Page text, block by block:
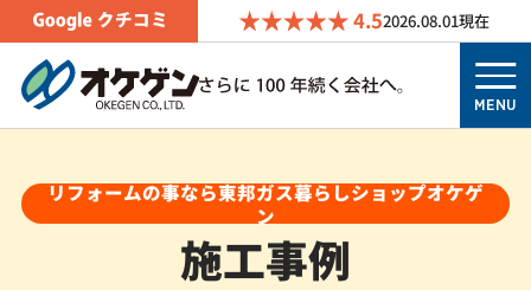
4.52026.08.01現在
MENU
リフォームの事なら東邦ガス暮らしショップオケゲ
ン
施工事例